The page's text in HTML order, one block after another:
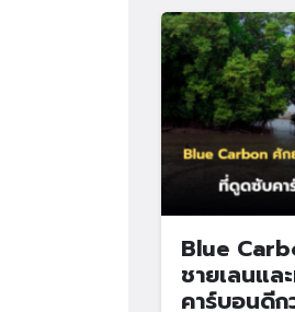
Blue
ชายเลนแล
คาร์บอนดีก